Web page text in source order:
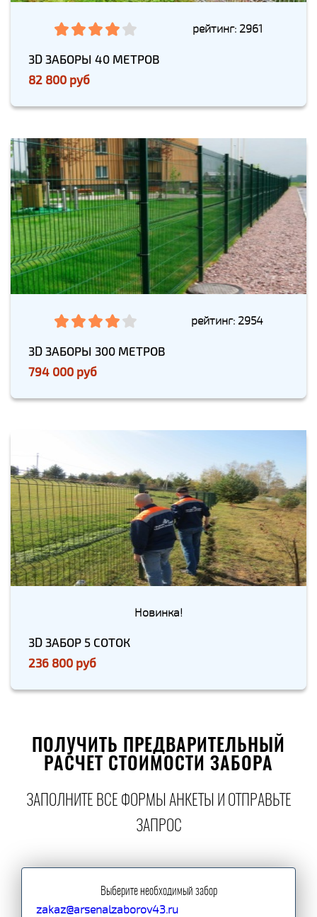
рейтинг: 2961
3D ЗАБОРЫ 40 МЕТРОВ
82 800 руб
рейтинг: 2954
3D ЗАБОРЫ 300 МЕТРОВ
794 000 руб
Новинка!
3D ЗАБОР 5 СОТОК
236 800 руб
ПОЛУЧИТЬ ПРЕДВАРИТЕЛЬНЫЙ
РАСЧЕТ СТОИМОСТИ ЗАБОРА
ЗАПОЛНИТЕ ВСЕ ФОРМЫ АНКЕТЫ И ОТПРАВЬТЕ
ЗАПРОС
Выберите необходимый забор
zakaz@arsenalzaborov43.ru